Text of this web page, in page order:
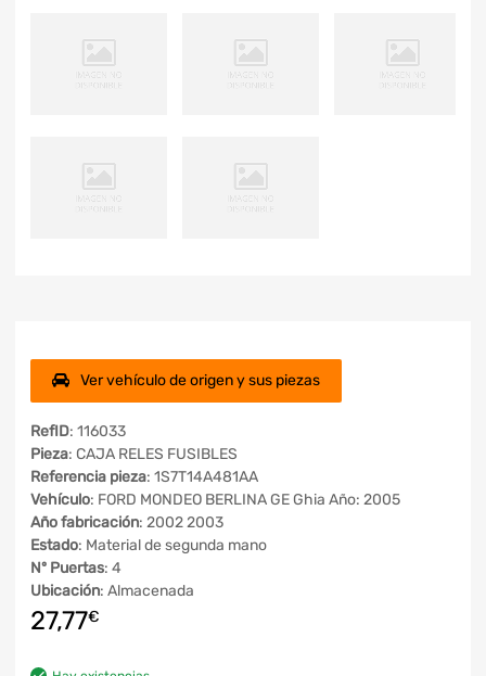
Ver vehículo de origen y sus piezas
RefID: 116033
Pieza: CAJA RELES FUSIBLES
Referencia pieza: 1S7T14A481AA
Vehículo: FORD MONDEO BERLINA GE Ghia Año: 2005
Año fabricación: 2002 2003
Estado: Material de segunda mano
Nº Puertas: 4
Ubicación: Almacenada
27,77€